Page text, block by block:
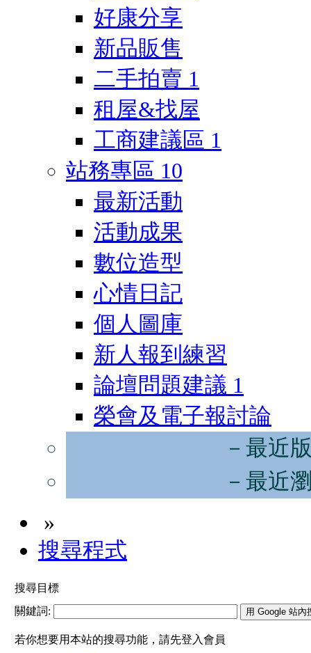
好康分享
新品販售
二手拍賣 1
租屋&找屋
工商建議區 1
站務專區 10
最新活動
活動成果
數位造型
心情日記
個人圖庫
新人報到練習
論壇問題建議 1
榮會及電子報討論
－最近
－最近
»
搜尋程式
搜尋目標
關鍵詞:
若你想要用本站的搜尋功能，請先登入會員